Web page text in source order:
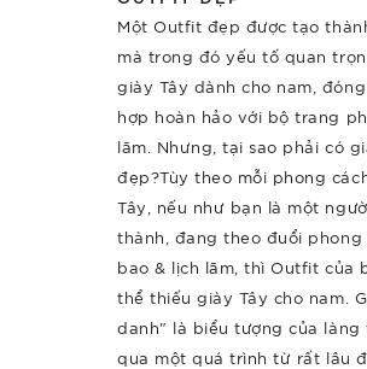
Một Outfit đẹp được tạo
mà trong đó yếu tố quan
giày Tây dành cho nam,
hợp hoàn hảo với bộ trang
lãm. Nhưng, tại sao phải có
đẹp?Tùy theo mỗi phong
Tây, nếu như bạn là một
thành, đang theo đuổi phong
bao & lịch lãm, thì Outfit của
thể thiếu giày Tây cho nam.
danh" là biểu tượng của làng
qua một quá trình từ rất lâu